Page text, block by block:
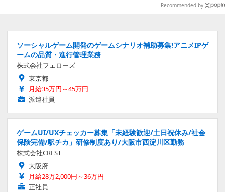
Recommended by
ソーシャルゲーム開発のゲームシナリオ補助募集!アニメIPゲ
ームの品質・進行管理業務
株式会社フェローズ
東京都
月給35万円～45万円
派遣社員
ゲームUI/UXチェッカー募集「未経験歓迎/土日祝休み/社会
保険完備/駅チカ」研修制度あり/大阪市西淀川区勤務
株式会社CREST
大阪府
月給28万2,000円～36万円
正社員